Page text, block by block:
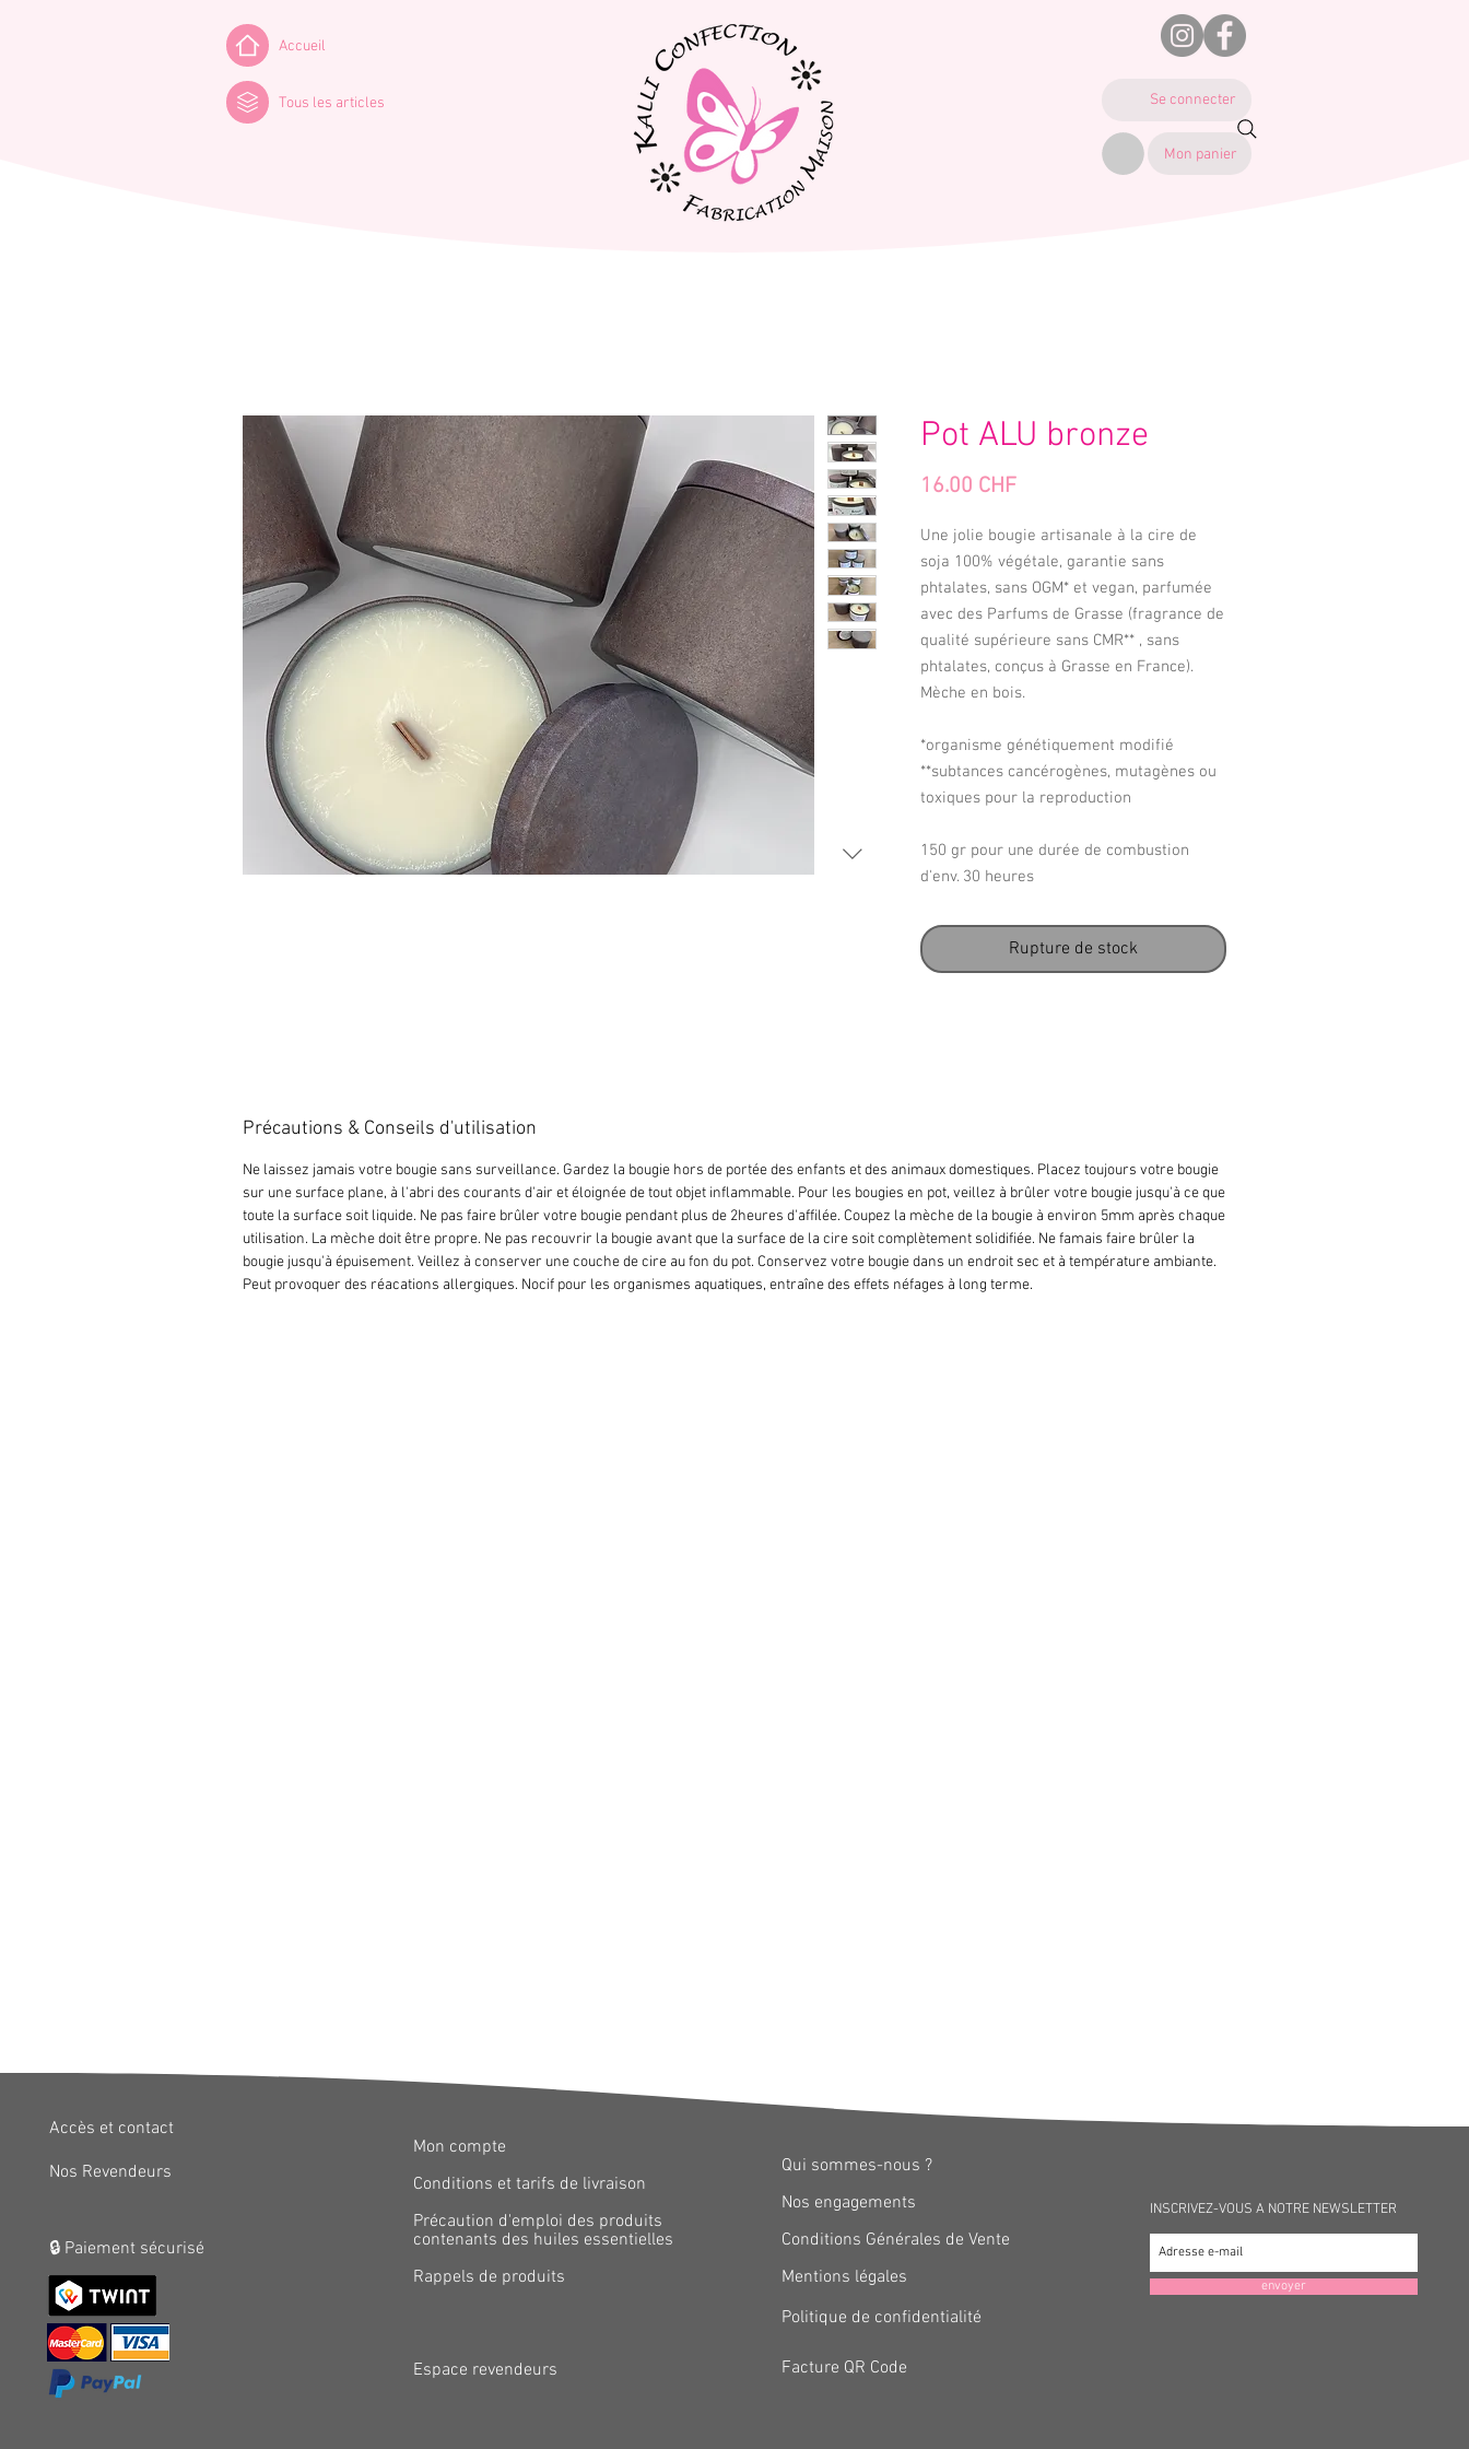
Accueil
Tous les articles Se connecter
Mon panier
Pot ALU bronze
16.00 CHFPrix
Une jolie bougie artisanale à la cire de
soja 100% végétale, garantie sans
phtalates, sans OGM* et vegan, parfumée
avec des Parfums de Grasse (fragrance de
qualité supérieure sans CMR** , sans
phtalates, conçus à Grasse en France).
Mèche en bois.
*organisme génétiquement modifié
**subtances cancérogènes, mutagènes ou
toxiques pour la reproduction
150 gr pour une durée de combustion
d'env. 30 heures
Rupture de stock
Précautions & Conseils d'utilisation
Ne laissez jamais votre bougie sans surveillance. Gardez la bougie hors de portée des enfants et des animaux domestiques. Placez toujours votre bougie
sur une surface plane, à l'abri des courants d'air et éloignée de tout objet inflammable. Pour les bougies en pot, veillez à brûler votre bougie jusqu'à ce que
toute la surface soit liquide. Ne pas faire brûler votre bougie pendant plus de 2heures d'affilée. Coupez la mèche de la bougie à environ 5mm après chaque
utilisation. La mèche doit être propre. Ne pas recouvrir la bougie avant que la surface de la cire soit complètement solidifiée. Ne famais faire brûler la
bougie jusqu'à épuisement. Veillez à conserver une couche de cire au fon du pot. Conservez votre bougie dans un endroit sec et à température ambiante.
Peut provoquer des réacations allergiques. Nocif pour les organismes aquatiques, entraîne des effets néfages à long terme.
Accès et contact
Nos Revendeurs
🔒 Paiement sécurisé
Mon compte
Conditions et tarifs de livraison
Précaution d'emploi des produits
contenants des huiles essentielles
Rappels de produits
Espace revendeurs
Qui sommes-nous ?
Nos engagements
​Conditions Générales de Vente
Mentions légales
Politique de confidentialité
Facture QR Code
INSCRIVEZ-VOUS A NOTRE NEWSLETTER
envoyer